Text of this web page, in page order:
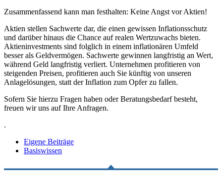
Zusammenfassend kann man festhalten: Keine Angst vor Aktien!
Aktien stellen Sachwerte dar, die einen gewissen Inflationsschutz
und darüber hinaus die Chance auf realen Wertzuwachs bieten.
Aktieninvestments sind folglich in einem inflationären Umfeld
besser als Geldvermögen. Sachwerte gewinnen langfristig an Wert,
während Geld langfristig verliert. Unternehmen profitieren von
steigenden Preisen, profitieren auch Sie künftig von unseren
Anlagelösungen, statt der Inflation zum Opfer zu fallen.
Sofern Sie hierzu Fragen haben oder Beratungsbedarf besteht,
freuen wir uns auf Ihre Anfragen.
.
Eigene Beiträge
Basiswissen